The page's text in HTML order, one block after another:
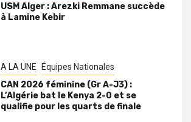
USM Alger : Arezki Remmane succède
à Lamine Kebir
A LA UNE Équipes Nationales
CAN 2026 féminine (Gr A-J3) :
L’Algérie bat le Kenya 2-0 et se
qualifie pour les quarts de finale